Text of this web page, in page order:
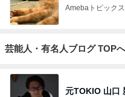
Amebaトピックス
芸能人・有名人ブログ TOPへ
元TOKIO 山口